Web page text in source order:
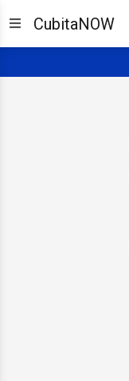
CubitaNOW